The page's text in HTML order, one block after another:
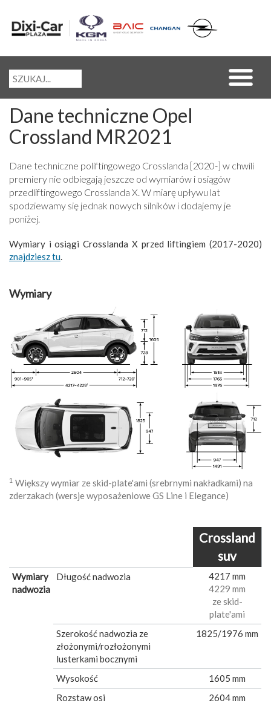
Dane techniczne Opel
Crossland MR2021
Dane techniczne poliftingowego Crosslanda [2020-] w chwili
premiery nie odbiegają jeszcze od wymiarów i osiągów
przedliftingowego Crosslanda X. W miarę upływu lat
spodziewamy się jednak nowych silników i dodajemy je
poniżej.
Wymiary i osiągi Crosslanda X przed liftingiem (2017-2020)
znajdziesz tu.
Wymiary
1 Większy wymiar ze skid-plate'ami (srebrnymi nakładkami) na
zderzakach (wersje wyposażeniowe GS Line i Elegance)
Crossland
suv
Wymiary
nadwozia
Długość nadwozia
4217 mm
4229 mm
ze skid-
plate'ami
Szerokość nadwozia ze
złożonymi/rozłożonymi
lusterkami bocznymi
1825/1976 mm
Wysokość
1605 mm
Rozstaw osi
2604 mm